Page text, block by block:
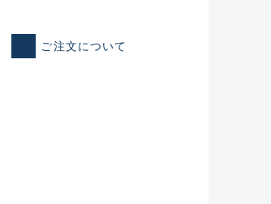
ご注文について